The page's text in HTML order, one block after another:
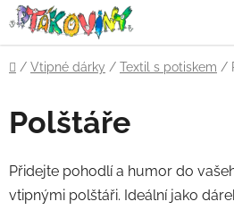
Přejít
na
obsah
Domů
/ Vtipné dárky / Textil s potiskem /
Polštáře
Přidejte pohodlí a humor do
vtipnými polštáři. Ideální jako